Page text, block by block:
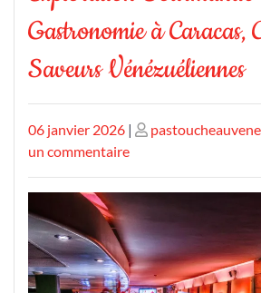
Gastronomie à Caracas,
Saveurs Vénézuéliennes
Publié
le
06 janvier 2026 | Publié
un commentairesur
Gourmande
:
La
Gastronomie
à